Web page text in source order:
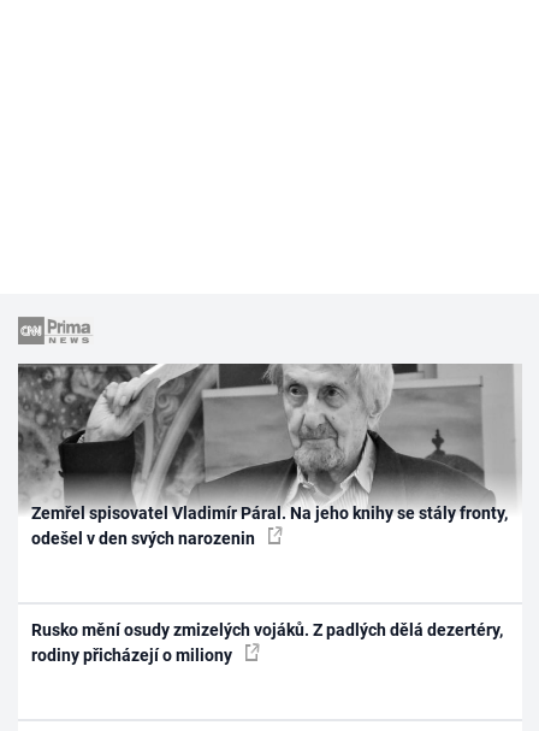
Zemřel spisovatel Vladimír Páral. Na jeho knihy se stály fronty,
odešel v den svých narozenin
Rusko mění osudy zmizelých vojáků. Z padlých dělá dezertéry,
rodiny přicházejí o miliony